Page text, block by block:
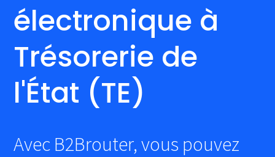
électronique à
Trésorerie de
l'État (TE)
Avec B2Brouter, vous pouvez